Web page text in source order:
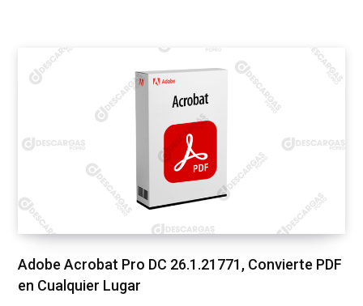
Adobe Acrobat Pro DC 26.1.21771, Convierte PDF
en Cualquier Lugar